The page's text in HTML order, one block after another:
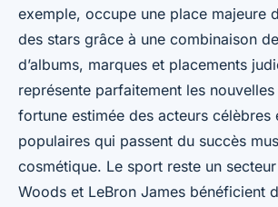
exemple, occupe une place majeure
des stars grâce à une combinaison
d’albums, marques et placements
représente parfaitement les
fortune estimée des acteurs célèbres
populaires qui passent du succès
cosmétique. Le sport reste un
Woods et LeBron James bénéficient